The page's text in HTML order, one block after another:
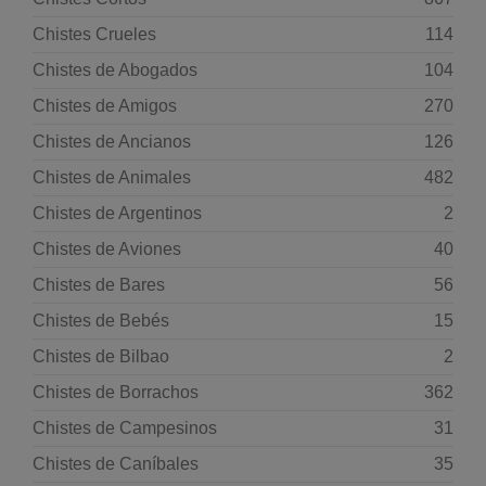
Chistes Crueles
114
Chistes de Abogados
104
Chistes de Amigos
270
Chistes de Ancianos
126
Chistes de Animales
482
Chistes de Argentinos
2
Chistes de Aviones
40
Chistes de Bares
56
Chistes de Bebés
15
Chistes de Bilbao
2
Chistes de Borrachos
362
Chistes de Campesinos
31
Chistes de Caníbales
35